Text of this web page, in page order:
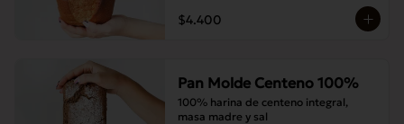
$4.400
Pan Molde Centeno 100%
100% harina de centeno integral,
masa madre y sal